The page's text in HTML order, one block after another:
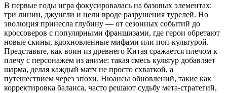
В первые годы игра фокусировалась на базовых элементах:
три линии, джунгли и цели вроде разрушения турелей. Но
эволюция принесла глубину — от сезонных событий до
кроссоверов с популярными франшизами, где герои обретают
новые скины, вдохновленные мифами или поп-культурой.
Представьте, как воин из древнего Китая сражается плечом к
плечу с персонажем из аниме: такая смесь культур добавляет
шарма, делая каждый матч не просто схваткой, а
путешествием через эпохи. Нюансы обновлений, такие как
корректировка баланса, часто решают судьбу мета-стратегий,